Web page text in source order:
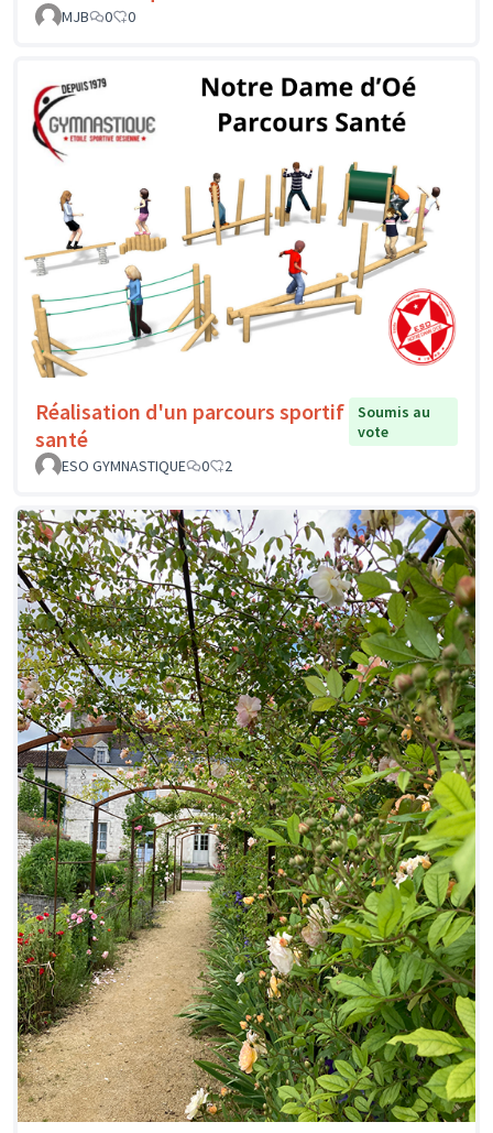
MJB 0 0
Réalisation d'un parcours sportif
santé
Soumis au
vote
ESO GYMNASTIQUE
0 2